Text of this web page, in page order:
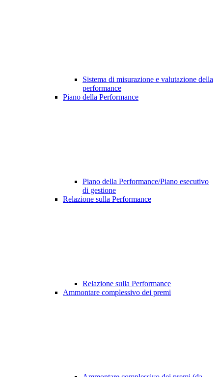
Sistema di misurazione e valutazione della
performance
Piano della Performance
Piano della Performance/Piano esecutivo
di gestione
Relazione sulla Performance
Relazione sulla Performance
Ammontare complessivo dei premi